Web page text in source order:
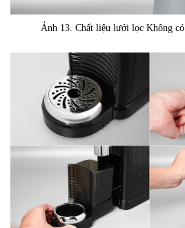
Ảnh 13. Chất liệu lưới lọc Không có